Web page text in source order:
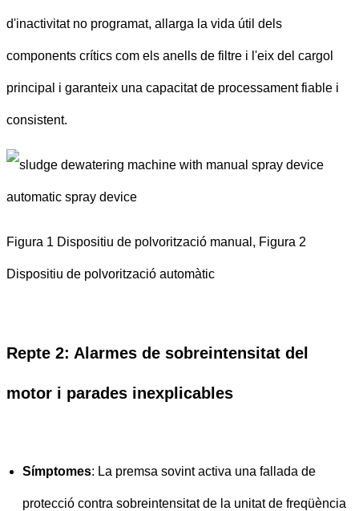
d'inactivitat no programat, allarga la vida útil dels
components crítics com els anells de filtre i l'eix del cargol
principal i garanteix una capacitat de processament fiable i
consistent.
Figura 1 Dispositiu de polvorització manual, Figura 2
Dispositiu de polvorització automàtic
Repte 2: Alarmes de sobreintensitat del
motor i parades inexplicables
Símptomes: La premsa sovint activa una fallada de
protecció contra sobreintensitat de la unitat de freqüència